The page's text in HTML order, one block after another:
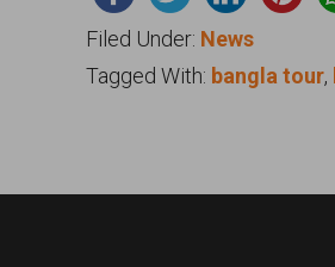
Filed Under: News
Tagged With: bangla tour,